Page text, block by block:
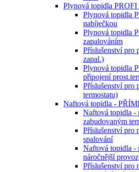
Plynová topidla PROFI
Plynová topidla
nabíječkou
Plynová topidla
zapalováním
Příslušenství pro
zapal.)
Plynová topidla
připojení
Příslušenství pro
termostatu)
Naftová topidla -
Naftová topidla -
zabudovaným
Příslušenství pro
spalování
Naftová topidla -
náročnější provoz
Příslušenství pro